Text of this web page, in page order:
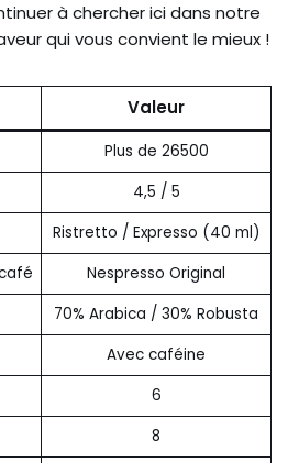
à chercher ici dans notre
qui vous convient le mieux !
Valeur
Plus de 26500
4,5 / 5
Ristretto / Expresso (40 ml)
Nespresso Original
70% Arabica / 30% Robusta
Avec caféine
6
8